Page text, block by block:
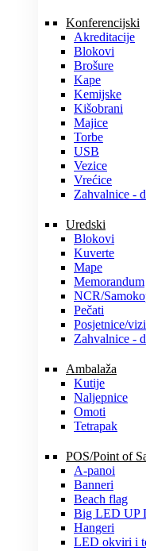
Konferencijski
Akreditacije
Blokovi
Brošure
Kape
Kemijske
Kišobrani
Majice
Torbe
USB
Vezice
Vrećice
Zahvalnice -
Uredski
Blokovi
Kuverte
Mape
Memorandum
NCR/
Pečati
Posjetnice/
Zahvalnice -
Ambalaža
Kutije
Naljepnice
Omoti
Tetrapak
POS/Point of
A-panoi
Banneri
Beach flag
Big LED UP
Hangeri
LED okviri i